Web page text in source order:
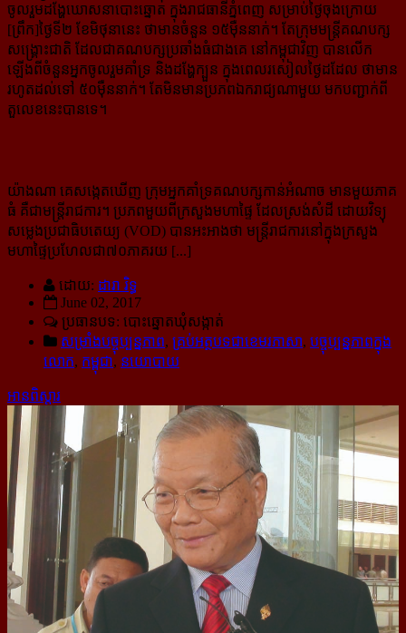
ចូលរួមដង្ហែឃោសនាបោះឆ្នោត ក្នុងរាជធានីភ្នំពេញ សម្រាប់ថ្ងៃចុងក្រោយ
[ព្រឹក]ថ្ងៃទី២ ខែមិថុនានេះ ថាមានចំនួន ១៥ម៉ឺននាក់។ តែក្រុមមន្ត្រីគណបក្ស
សង្គ្រោះជាតិ ដែលជាគណបក្សប្រឆាំងធំជាងគេ នៅកម្ពុជាវិញ បានលើក
ឡើងពីចំនួនអ្នកចូលរួមគាំទ្រ និងដង្ហែក្បួន ក្នុងពេលរសៀលថ្ងៃដដែល ថាមាន
រហូតដល់ទៅ ៥០ម៉ឺននាក់។ តែមិនមានប្រភពឯករាជ្យណាមួយ មកបញ្ជាក់ពី
តួលេខនេះបានទេ។
យ៉ាងណា គេសង្កេតឃើញ ក្រុមអ្នកគាំទ្រគណបក្សកាន់អំណាច មានមួយភាគ
ធំ គឺជាមន្ត្រីរាជការ។ ប្រភពមួយពីក្រសួងមហាផ្ទៃ ដែលស្រង់សំដី ដោយវិទ្យុ
សម្លេងប្រជាធិបតេយ្យ (VOD) បានអះអាងថា មន្ត្រីរា​ជ​ការ​​នៅក្នុ​ង​​ក្រសួង
មហាផ្ទៃ​ប្រហែលជា៧០ភាគរយ [...]
ដោយ: ដារា រិទ្ធ
June 02, 2017
ប្រធានបទ: បោះឆ្នោតឃុំសង្កាត់
សម្រាំងបច្ចុប្បន្នភាព, គ្រប់អត្ថបទជាខេមរភាសា, បច្ចុប្បន្នភាពក្នុង
លោក, កម្ពុជា, នយោបាយ
អានពិស្ដារ